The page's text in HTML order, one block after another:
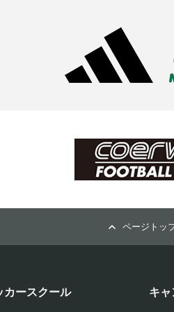
ページトッ
カースクール キャ